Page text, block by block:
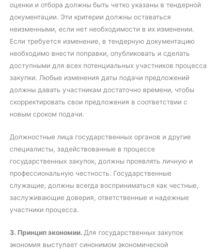
оценки и отбора должны быть четко указаны в тендерной
документации. Эти критерии должны оставаться
неизменными, если нет необходимости в их изменении.
Если требуется изменение, в тендерную документацию
необходимо внести поправки, опубликовать и сделать
доступными для всех потенциальных участников процесса
закупки. Любые изменения даты подачи предложений
должны давать участникам достаточно времени, чтобы
скорректировать свои предложения в соответствии с
новым сроком подачи.
Должностные лица государственных органов и другие
специалисты, задействованные в процессе
государственных закупок, должны проявлять личную и
профессиональную честность. Государственные
служащие, должны всегда восприниматься как честные,
заслуживающие доверия, ответственные и надежные
участники процесса.
3. Принцип экономии. Для государственных закупок
экономия выступает синонимом экономической